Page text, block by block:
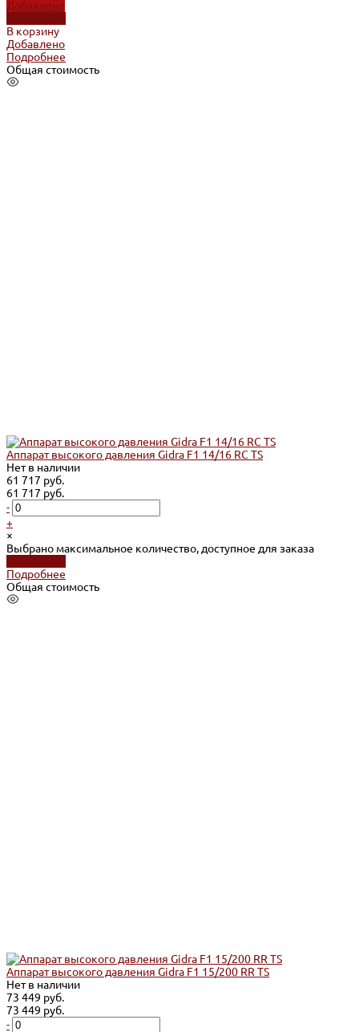
Добавлено
В корзину
Добавлено
Подробнее
Общая стоимость
Аппарат высокого давления Gidra F1 14/16 RC TS
Нет в наличии
61 717 руб.
61 717 руб.
-
+
×
Выбрано максимальное количество, доступное для заказа
Подробнее
Общая стоимость
Аппарат высокого давления Gidra F1 15/200 RR TS
Нет в наличии
73 449 руб.
73 449 руб.
-